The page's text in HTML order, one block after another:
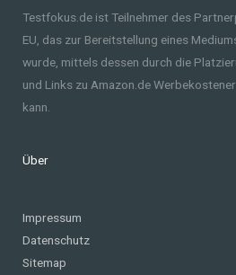
Testfokus.de ist Teilnehmer des
EU, das zur Bereitstellung eines
wurde, mittels dessen durch die
und Links zu Amazon.de
kann.
Über
Impressum
Datenschutz
Sitemap